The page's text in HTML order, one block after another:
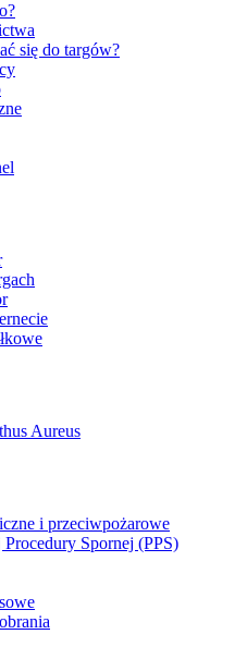
się do targów?
Aureus
i przeciwpożarowe
Procedury Spornej (PPS)